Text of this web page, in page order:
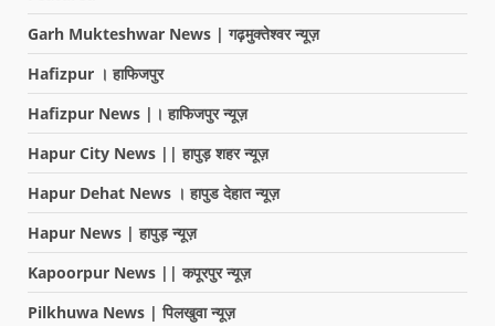
Garh Mukteshwar News | गढ़मुक्तेश्वर न्यूज़
Hafizpur । हाफिजपुर
Hafizpur News |। हाफिजपुर न्यूज़
Hapur City News || हापुड़ शहर न्यूज़
Hapur Dehat News । हापुड देहात न्यूज़
Hapur News | हापुड़ न्यूज़
Kapoorpur News || कपूरपुर न्यूज़
Pilkhuwa News | पिलखुवा न्यूज़